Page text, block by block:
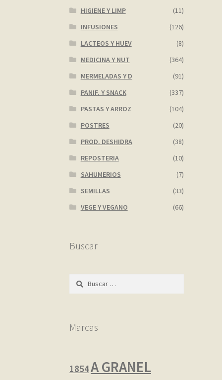
HIGIENE Y LIMP
(11)
INFUSIONES
(126)
LACTEOS Y HUEV
(8)
MEDICINA Y NUT
(364)
MERMELADAS Y D
(91)
PANIF. Y SNACK
(337)
PASTAS Y ARROZ
(104)
POSTRES
(20)
PROD. DESHIDRA
(38)
REPOSTERIA
(10)
SAHUMERIOS
(7)
SEMILLAS
(33)
VEGE Y VEGANO
(66)
Buscar
Buscar:
Marcas
1854A GRANEL